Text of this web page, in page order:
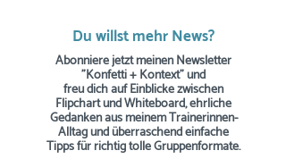
Du willst mehr News?
Abonniere jetzt meinen Newsletter
"Konfetti + Kontext" und
freu dich auf Einblicke zwischen
Flipchart und Whiteboard, ehrliche
Gedanken aus meinem Trainerinnen-
Alltag und überraschend einfache
Tippsfür richtig tolle Gruppenformate.